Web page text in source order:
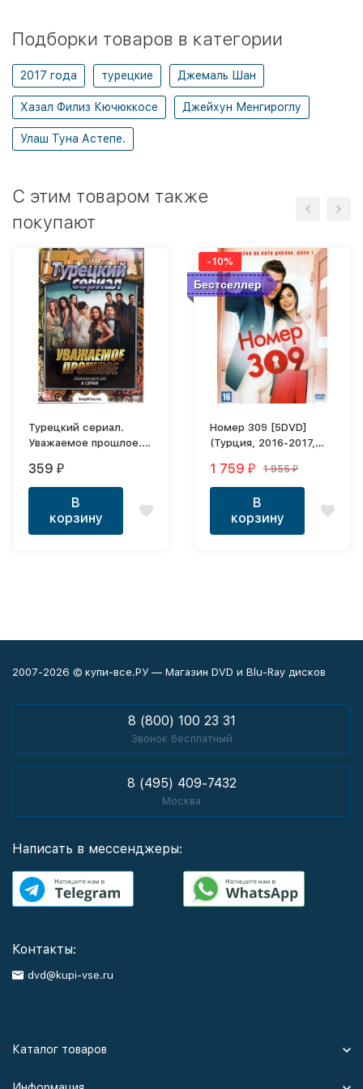
Подборки товаров в категории
2017 года турецкие Джемаль Шан
Хазал Филиз Кючюккосе Джейхун Менгироглу
Улаш Туна Астепе.
C этим товаром также
покупают
Турецкий сериал.
Уважаемое прошлое.
серий, полная версия)
359 ₽
В
корзину
Бестселлер
-10%
Номер 309 [5DVD]
(Турция, 2016-2017,
серий)
1 759 ₽ 1 955₽
В
корзину
2007-2026 © купи-все.РУ — Магазин DVD и Blu-Ray дисков
8 (800) 100 23 31
Звонок бесплатный
8 (495) 409-7432
Москва
Написать в мессенджеры:
Контакты:
dvd@kupi-vse.ru
Каталог товаров